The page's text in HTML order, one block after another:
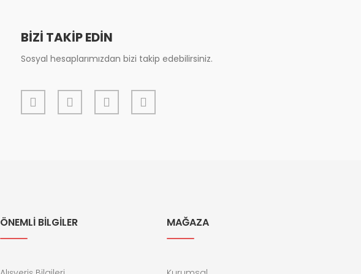
BİZİ TAKİP EDİN
Sosyal hesaplarımızdan bizi takip edebilirsiniz.
ÖNEMLİ BİLGİLER MAĞAZA